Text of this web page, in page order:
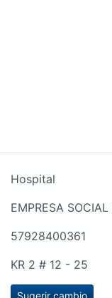
Hospital
EMPRESA
57928400361
KR 2 # 12 - 25
Sugerir cambio